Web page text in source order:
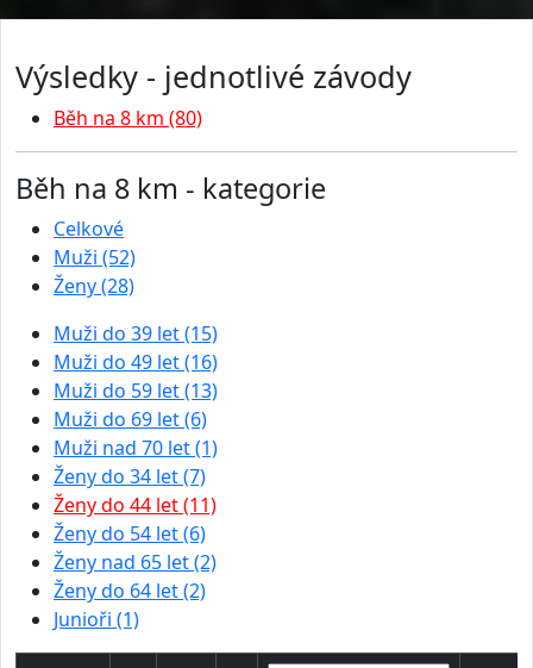
Výsledky - jednotlivé závody
Běh na 8 km (80)
Běh na 8 km - kategorie
Celkové
Muži (52)
Ženy (28)
Muži do 39 let (15)
Muži do 49 let (16)
Muži do 59 let (13)
Muži do 69 let (6)
Muži nad 70 let (1)
Ženy do 34 let (7)
Ženy do 44 let (11)
Ženy do 54 let (6)
Ženy nad 65 let (2)
Ženy do 64 let (2)
Junioři (1)